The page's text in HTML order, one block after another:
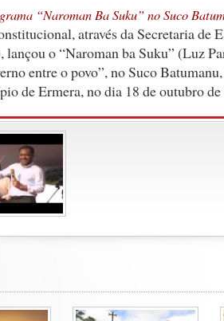
“Naroman Ba Suku” no Suco
através da Secretaria de
o “Naroman ba Suku” (Luz
entre o povo”, no Suco
de Ermera, no dia 18 de outubro